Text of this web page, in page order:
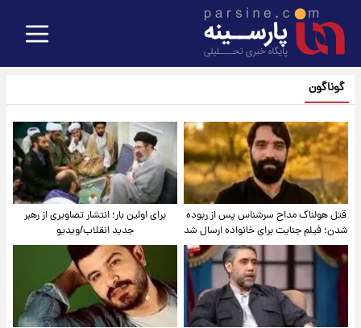
گوناگون
قتل هولناک مداح سرشناس پس از ربوده
شدن؛ فیلم جنایت برای خانواده ارسال شد
برای اولین بار؛ انتشار تصاویری از رهبر
جدید انقلاب/ویدیو